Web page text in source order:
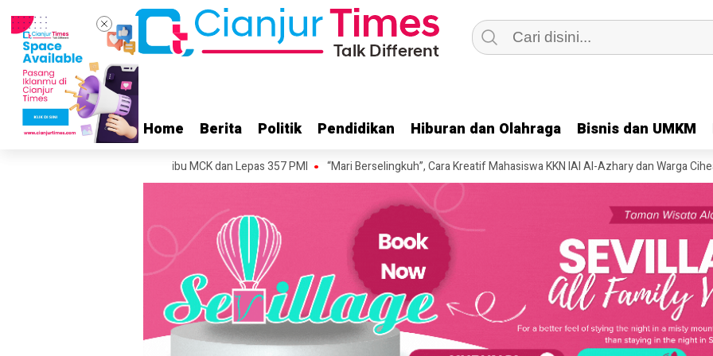
Home Berita Politik Pendidikan Hiburan dan Olahraga Bisnis dan UMKM
Home Berita Politik Pendidikan Hiburan dan Olahraga Bisnis dan UMKM
Gerakan 10 Ribu MCK dan Lepas 357 PMI “Mari Berselingkuh”, Cara Kreatif Mahasiswa KKN IAI Al-Azhary dan Warga Cihea Jaga